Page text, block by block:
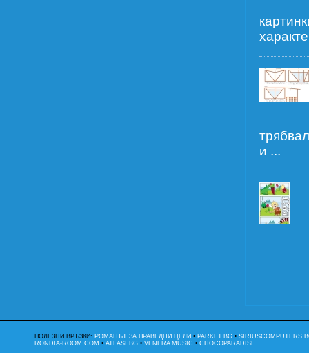
и ...
ПОЛЕЗНИ ВРЪЗКИ: РОМАНЪТ ЗА ПРАВЕДНИ ЦЕЛИ • PARKET.BG •
RONDIA-ROOM.COM • ATLASI.BG • VENERA MUSIC • CHOCOPARADISE